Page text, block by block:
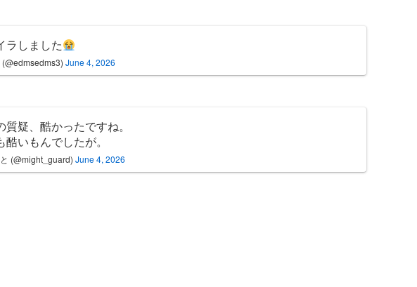
ラしました
June 4, 2026
質疑、酷かったですね。
酷いもんでしたが。
(@might_guard) June 4, 2026